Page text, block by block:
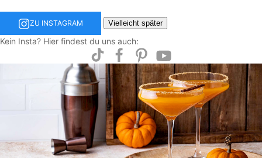
ZU INSTAGRAM Vielleicht später
Kein Insta? Hier findest du uns auch: